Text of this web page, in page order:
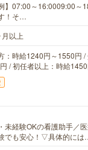
】07:00～16:0009:00
！そ…
以上
：時給1240円～1550円
/ 初任者以上：時給
未経験OKの看護助手／
でも安心！▽具体的に